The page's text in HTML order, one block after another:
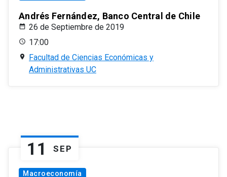
Andrés Fernández, Banco Central de Chile
26 de Septiembre de 2019
17:00
Facultad de Ciencias Económicas y
Administrativas UC
11 SEP
Macroeconomía